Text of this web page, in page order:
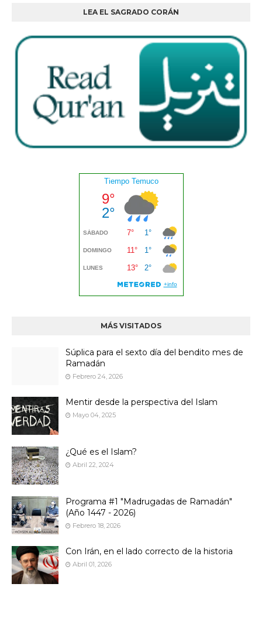
LEA EL SAGRADO CORÁN
MÁS VISITADOS
Súplica para el sexto día del bendito mes de
Ramadán
Febrero 24, 2026
Mentir desde la perspectiva del Islam
Mayo 04, 2025
¿Qué es el Islam?
Abril 22, 2024
Programa #1 "Madrugadas de Ramadán"
(Año 1447 - 2026)
Febrero 18, 2026
Con Irán, en el lado correcto de la historia
Abril 01, 2026